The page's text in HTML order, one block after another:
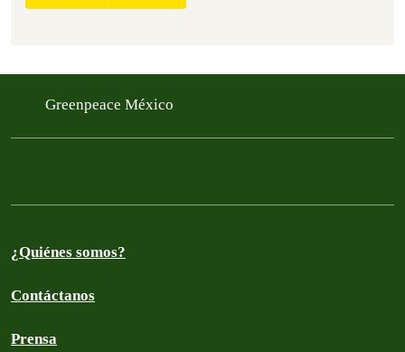
Greenpeace México
¿Quiénes somos?
Contáctanos
Prensa